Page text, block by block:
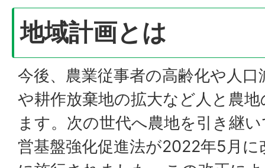
地域計画とは
今後、農業従事者の高齢化や人
や耕作放棄地の拡大など人と農
ます。次の世代へ農地を引き継
営基盤強化促進法が2022年5月